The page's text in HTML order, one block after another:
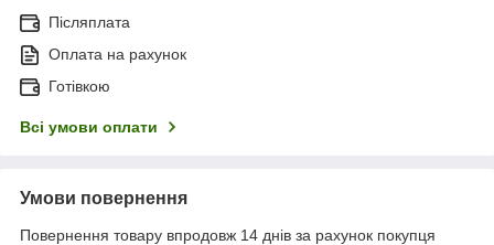
Післяплата
Оплата на рахунок
Готівкою
Всі умови оплати
Умови повернення
Повернення товару впродовж 14 днів за рахунок покупця